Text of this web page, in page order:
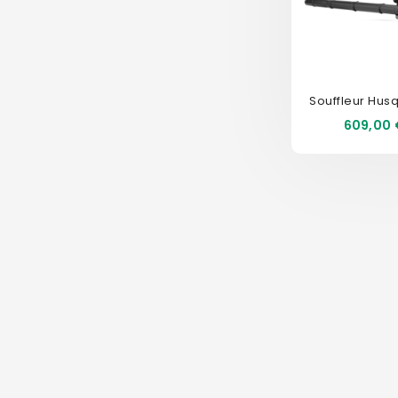
Prix
609,00